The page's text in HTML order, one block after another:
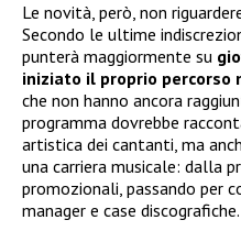
Le novità, però, non
Secondo le ultime
punterà maggiormente su
iniziato il proprio percorso
che non hanno ancora
programma dovrebbe
artistica dei cantanti, ma
una carriera musicale: dalla
promozionali, passando per
manager e case discografiche.